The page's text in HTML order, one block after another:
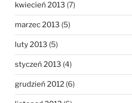
kwiecień 2013 (7)
marzec 2013 (5)
luty 2013 (5)
styczeń 2013 (4)
grudzień 2012 (6)